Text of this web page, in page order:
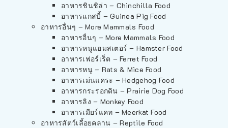
อาหารชินชิล่า – Chinchilla Food
อาหารแกสบี้ – Guinea Pig Food
อาหารอื่นๆ – More Mammals Food
อาหารอื่นๆ – More Mammals Food
อาหารหนูแฮมสเตอร์ – Hamster Food
อาหารเฟอร์เร็ต – Ferret Food
อาหารหนู – Rats & Mice Food
อาหารเม่นแคระ – Hedgehog Food
อาหารกระรอกดิน – Prairie Dog Food
อาหารลิง – Monkey Food
อาหารเมียร์แคท – Meerkat Food
อาหารสัตว์เลี้อยคลาน – Reptile Food